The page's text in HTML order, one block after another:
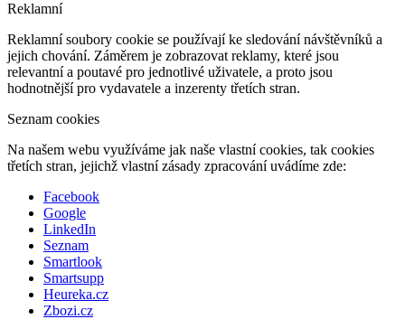
Reklamní
Reklamní soubory cookie se používají ke sledování návštěvníků a
jejich chování. Záměrem je zobrazovat reklamy, které jsou
relevantní a poutavé pro jednotlivé uživatele, a proto jsou
hodnotnější pro vydavatele a inzerenty třetích stran.
Seznam cookies
Na našem webu využíváme jak naše vlastní cookies, tak cookies
třetích stran, jejichž vlastní zásady zpracování uvádíme zde:
Facebook
Google
LinkedIn
Seznam
Smartlook
Smartsupp
Heureka.cz
Zbozi.cz